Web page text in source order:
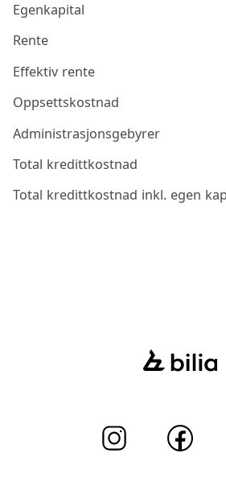
Egenkapital
Rente
Effektiv rente
Oppsettskostnad
Administrasjonsgebyrer
Total kredittkostnad
Total kredittkostnad inkl. egen